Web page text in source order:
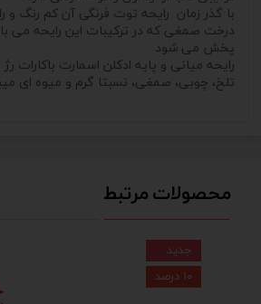
با گذر زمان رایحه توت فرنگی آن کم رنگ و
درخت صمغی که در ترکیبات این رایحه می
پخش می شود
رایحه میانی و پایه ادکلن اسمارت باکارات
تلخ، چوبی، صمغی، نسبتا گرم و میوه ای
محصولات مرتبط
جدید
۱۰ درصد